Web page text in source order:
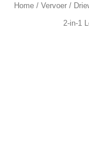
Home/ Vervoer/
2-in-1